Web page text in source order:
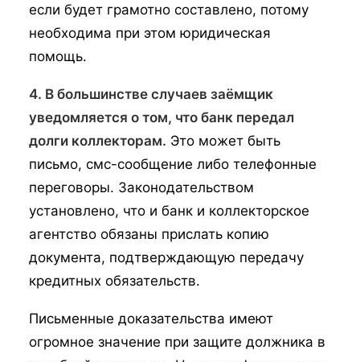
если будет грамотно составлено, потому
необходима при этом юридическая
помощь.
4. В большинстве случаев заёмщик
уведомляется о том, что банк передал
долги коллекторам. Это может быть
письмо, смс-сообщение либо телефонные
переговоры. Законодательством
установлено, что и банк и коллекторское
агентство обязаны прислать копию
документа, подтверждающую передачу
кредитных обязательств.
Письменные доказательства имеют
огромное значение при защите должника в